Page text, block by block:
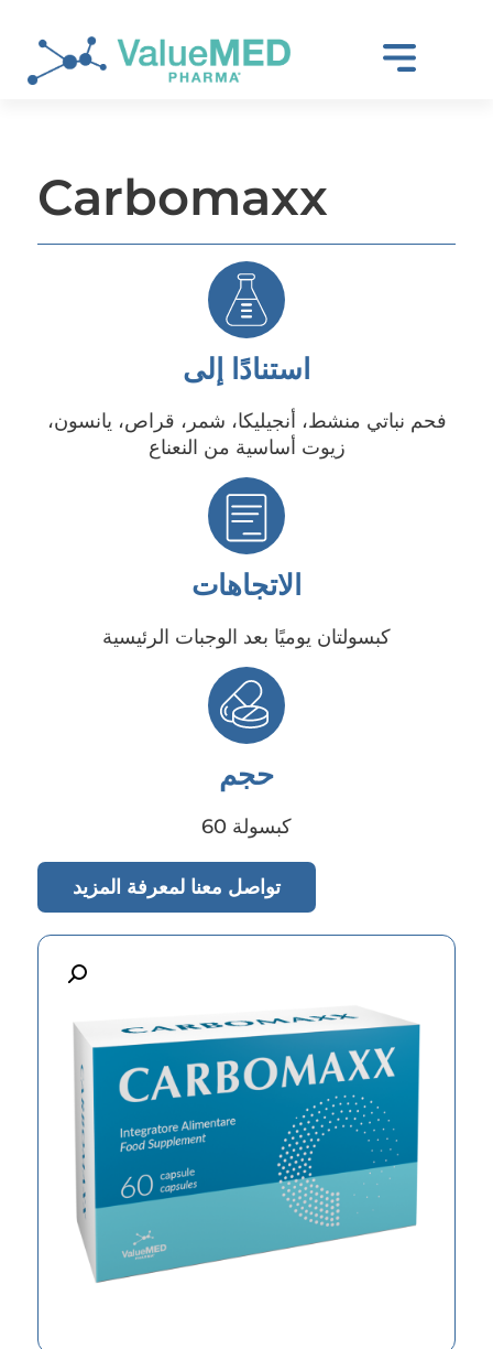
Carbomaxx
استنادًا إلى
فحم نباتي منشط، أنجيليكا، شمر، قراص، يانسون،
زيوت أساسية من النعناع
الاتجاهات
كبسولتان يوميًا بعد الوجبات الرئيسية
حجم
60 كبسولة
تواصل معنا لمعرفة المزيد